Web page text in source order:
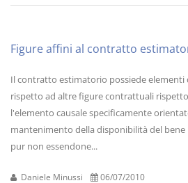
Figure affini al contratto
Il contratto estimatorio possiede elementi
rispetto ad altre figure contrattuali
l'elemento causale specificamente
mantenimento della disponibilità del bene
pur non essendone...
Daniele Minussi 06/07/2010